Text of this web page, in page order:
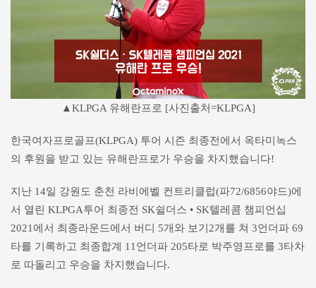
▲KLPGA 유해란프로 [사진출처=KLPGA]
한국여자프로골프(KLPGA) 투어 시즌 최종전에서 옥타미녹스
의 후원을 받고 있는 유해란프로가 우승을 차지했습니다!
지난 14일 강원도 춘천 라비에벨 컨트리클럽(파72/6856야드)에
서 열린 KLPGA투어 최종전 SK쉴더스 • SK텔레콤 챔피언십
2021에서 최종라운드에서 버디 5개와 보기2개를 쳐 3언더파 69
타를 기록하고 최종합계 11언더파 205타로 박주영프로를 3타차
로 따돌리고 우승을 차지했습니다.